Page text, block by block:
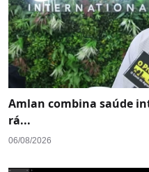
Amlan combina saúde
rá...
06/08/2026